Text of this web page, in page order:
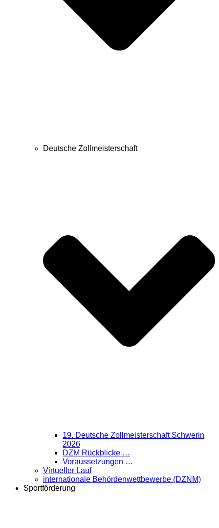
Deutsche Zollmeisterschaft
19. Deutsche Zollmeisterschaft Schwerin
2026
DZM Rückblicke …
Voraussetzungen …
Virtueller Lauf
internationale Behördenwettbewerbe (DZNM)
Sportförderung